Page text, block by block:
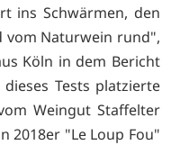
ins Schwärmen, den
vom Naturwein rund",
Köln in dem Bericht
Tests platzierte
Weingut Staffelter
2018er "Le Loup Fou"